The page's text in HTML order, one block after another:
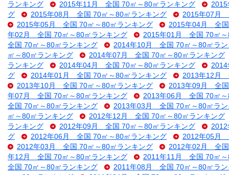
ランキング
2015年11月 全国 70㎡～80㎡ランキング
グ
2015年08月 全国 70㎡～80㎡ランキング
2015年07月
2015年05月 全国 70㎡～80㎡ランキング
2015年04月 全国
年02月 全国 70㎡～80㎡ランキング
2015年01月 全国 70㎡～
全国 70㎡～80㎡ランキング
2014年10月 全国 70㎡～80㎡ラン
㎡～80㎡ランキング
2014年07月 全国 70㎡～80㎡ランキング
ランキング
2014年04月 全国 70㎡～80㎡ランキング
グ
2014年01月 全国 70㎡～80㎡ランキング
2013年12月
2013年10月 全国 70㎡～80㎡ランキング
2013年09月 全国
年07月 全国 70㎡～80㎡ランキング
2013年06月 全国 70㎡～
全国 70㎡～80㎡ランキング
2013年03月 全国 70㎡～80㎡ラン
㎡～80㎡ランキング
2012年12月 全国 70㎡～80㎡ランキング
ランキング
2012年09月 全国 70㎡～80㎡ランキング
グ
2012年06月 全国 70㎡～80㎡ランキング
2012年05月
2012年03月 全国 70㎡～80㎡ランキング
2012年02月 全国
年12月 全国 70㎡～80㎡ランキング
2011年11月 全国 70㎡～
全国 70㎡～80㎡ランキング
2011年08月 全国 70㎡～80㎡ラン